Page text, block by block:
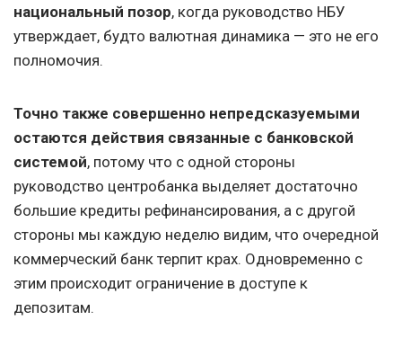
национальный позор, когда руководство НБУ
утверждает, будто валютная динамика — это не его
полномочия.
Точно также совершенно непредсказуемыми
остаются действия связанные с банковской
системой, потому что с одной стороны
руководство центробанка выделяет достаточно
большие кредиты рефинансирования, а с другой
стороны мы каждую неделю видим, что очередной
коммерческий банк терпит крах. Одновременно с
этим происходит ограничение в доступе к
депозитам.